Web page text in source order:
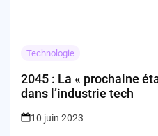
Technologie
2045 : La « prochaine
dans l’industrie tech
10 juin 2023